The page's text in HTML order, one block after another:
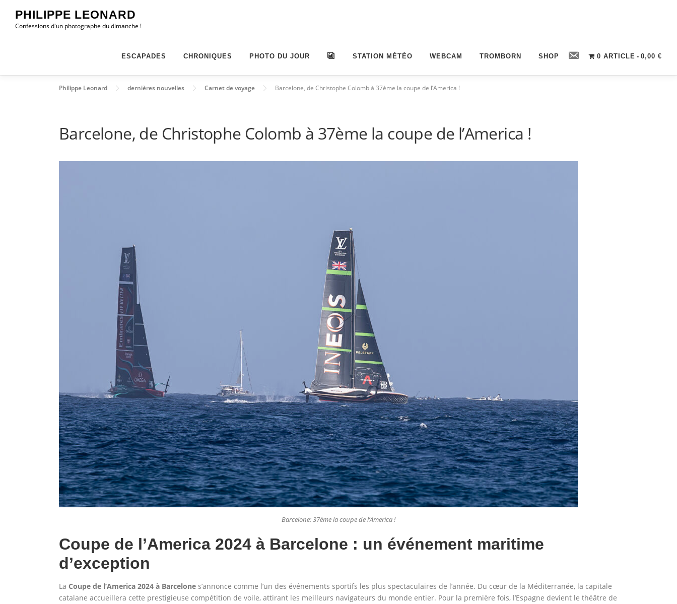
contenu
PHILIPPE LEONARD
Confessions d'un photographe du dimanche !
ESCAPADES CHRONIQUES PHOTO DU JOUR ALBUMSSTATION MÉTÉO WEBCAM TROMBORN SHOP Contact0 ARTICLE 0,00 €
Philippe Leonard dernières nouvelles Carnet de voyage Barcelone, de Christophe Colomb à 37ème la coupe de l’America !
Barcelone, de Christophe Colomb à 37ème la coupe de l’America !
Barcelone: 37ème la coupe de l’America !
Coupe de l’America 2024 à Barcelone : un événement maritime
d’exception
La Coupe de l’America 2024 à Barcelone s’annonce comme l’un des événements sportifs les plus spectaculaires de l’année. Du cœur de la Méditerranée, la capitale
catalane accueillera cette prestigieuse compétition de voile, attirant les meilleurs navigateurs du monde entier. Pour la première fois, l’Espagne devient le théâtre de